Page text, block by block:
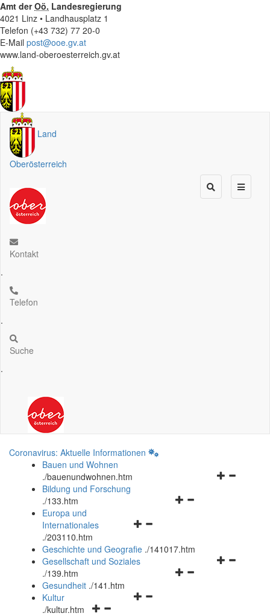
Amt derOö. Landesregierung
4021 Linz • Landhausplatz 1
Telefon (+43 732) 77 20-0
E-Mail post@ooe.gv.at
www.land-oberoesterreich.gv.at
Land
Oberösterreich
Kontakt
.
Telefon
.
Suche
.
Coronavirus: Aktuelle Informationen
Bauen und Wohnen
./bauenundwohnen.htm
Navigationsmenü
Bildung und Forschung
./133.htm
Navigationsmenü
und
schließen
Europa und
Internationales
./203110.htm
Geschichte und Geografie ./141017.htm
Navigationsmenü
Gesellschaft und Soziales
./139.htm
Navigationsmenü
Gesundheit ./141.htm
Navigationsmenü
Kultur
./kultur.htm